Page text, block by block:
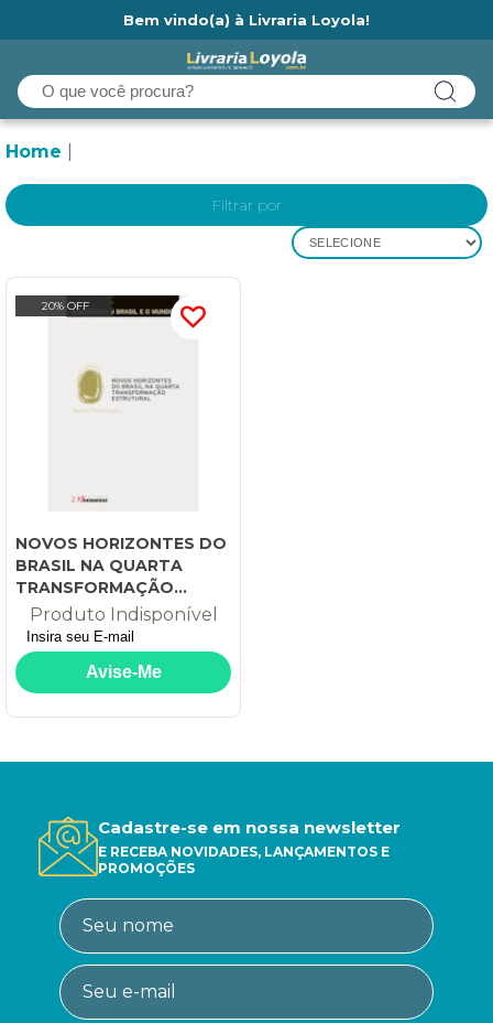
Bem vindo(a) à Livraria Loyola!
Home
Filtrar por
SELECIONE
20% OFF
NOVOS HORIZONTES DO
BRASIL NA QUARTA
TRANSFORMAÇÃO
ESTRUTURAL
Produto Indisponível
Cadastre-se em nossa newsletter
E RECEBA NOVIDADES, LANÇAMENTOS E
PROMOÇÕES